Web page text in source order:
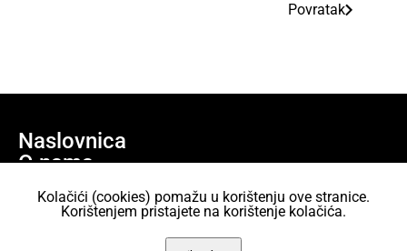
Povratak
Naslovnica
O nama
Učlani se
Projekti
Kolačići (cookies) pomažu u korištenju ove stranice.
Korištenjem pristajete na korištenje kolačića.